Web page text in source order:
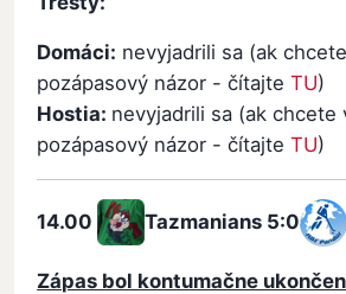
Domáci: nevyjadrili sa (ak
pozápasový názor - čítajteTU)
Hostia: nevyjadrili sa (ak chcete
pozápasový názor - čítajteTU)
14.00 Tazmanians 5:0
Zápas bol kontumačne